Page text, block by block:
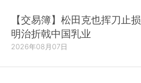
【交易簿】松田克也挥刀止损
明治折戟中国乳业
2026年08月07日